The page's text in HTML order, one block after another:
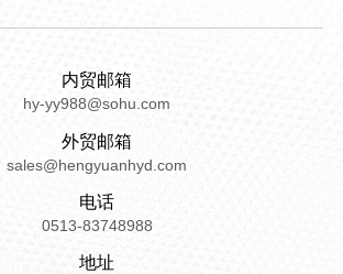
内贸邮箱
hy-yy988@sohu.com
外贸邮箱
sales@hengyuanhyd.com
电话
0513-83748988
地址